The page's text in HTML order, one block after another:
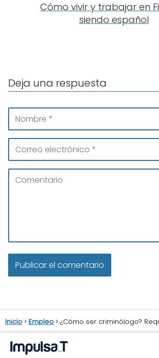
Cómo vivir y trabajar en
siendo español
Deja una respuesta
Inicio Empleo ¿Cómo ser criminólogo?